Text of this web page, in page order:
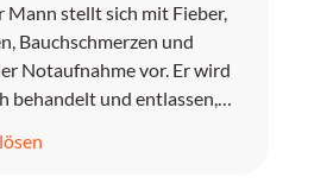
Mann stellt sich mit Fieber,
Bauchschmerzen und
Notaufnahme vor. Er wird
behandelt und entlassen,
Tage später mit
Kopfschmerzen und